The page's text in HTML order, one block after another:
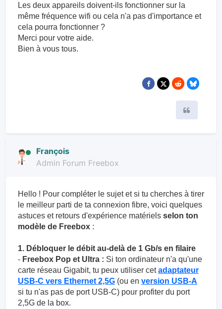
Les deux appareils doivent-ils fonctionner sur la
même fréquence wifi ou cela n'a pas d'importance et
cela pourra fonctionner ?
Merci pour votre aide.
Bien à vous tous.
François
Admin Forum Freebox
Hello ! Pour compléter le sujet et si tu cherches à tirer
le meilleur parti de ta connexion fibre, voici quelques
astuces et retours d'expérience matériels selon ton
modèle de Freebox :
1. Débloquer le débit au-delà de 1 Gb/s en filaire
- Freebox Pop et Ultra : Si ton ordinateur n'a qu'une
carte réseau Gigabit, tu peux utiliser cetadaptateur
USB-C vers Ethernet 2,5G (ou en version USB-A
si tu n'as pas de port USB-C) pour profiter du port
2,5G de la box.